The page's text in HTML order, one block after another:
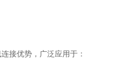
接优势，广泛应用于：